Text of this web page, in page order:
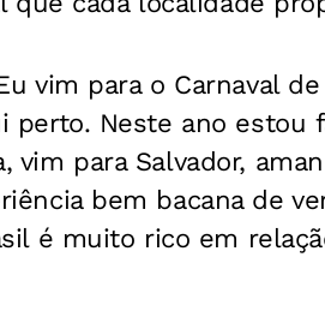
vim para o Carnaval
perto. Neste ano estou
vim para Salvador,
bem bacana de
é muito rico em